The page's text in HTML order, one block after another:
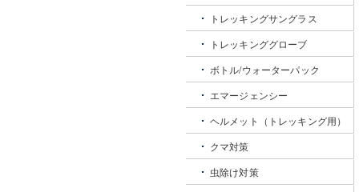
トレッキングサングラス
トレッキンググローブ
ボトル/ウォーターパック
エマージェンシー
ヘルメット（トレッキング用）
クマ対策
虫除け対策